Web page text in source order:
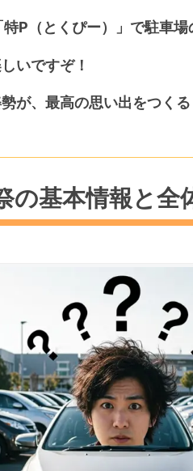
P（とくぴー）」で駐車場
いですぞ！
が、最高の思い出をつくる
の基本情報と全